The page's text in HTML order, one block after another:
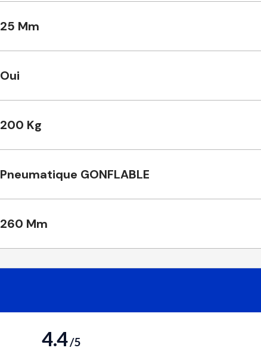
25 Mm
Oui
200 Kg
Pneumatique GONFLABLE
260 Mm
4.4/5